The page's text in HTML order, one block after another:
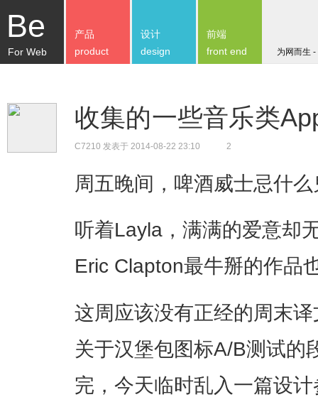
Be
For Web 为网而生
产品
product
设计
design
前端
front end
收集的一些音乐类
C7210 发表于 2014-08-22 23:10 2
周五晚间，啤酒威士忌什
听着Layla，满满的爱意却
Eric Clapton最牛掰的作品
这周应该没有正经的周末
关于汉堡包图标A/B测试的
完，今天临时乱入一篇设